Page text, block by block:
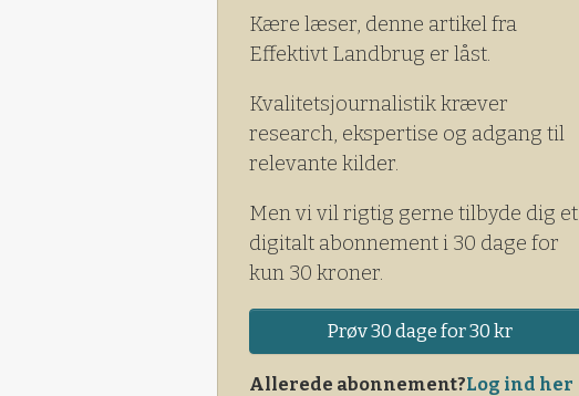
Kære læser, denne artikel fra
Effektivt Landbrug er låst.
Kvalitetsjournalistik kræver
research, ekspertise og adgang til
relevante kilder.
Men vi vil rigtig gerne tilbyde dig et
digitalt abonnement i 30 dage for
kun 30 kroner.
Prøv 30 dage for 30 kr
Allerede abonnement?Log ind her